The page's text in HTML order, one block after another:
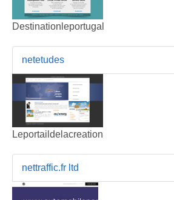
Destinationleportugal
netetudes
Leportaildelacreation
nettraffic.fr ltd